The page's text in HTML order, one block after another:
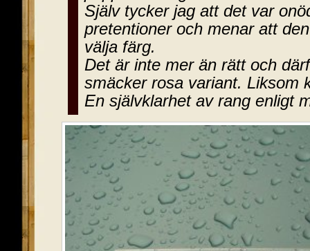
Själv tycker jag att det var
pretentioner och menar att
välja färg.
Det är inte mer än rätt och
smäcker rosa variant. Liksom
En självklarhet av rang enligt